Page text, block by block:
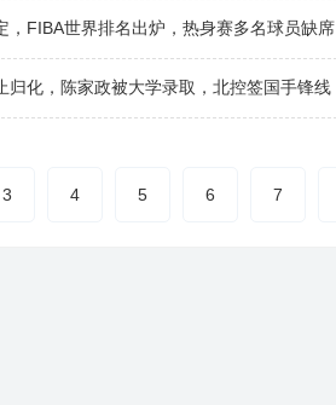
，FIBA世界排名出炉，热身赛多名球员缺席
归化，陈家政被大学录取，北控签国手锋线
3 4 5 6 7